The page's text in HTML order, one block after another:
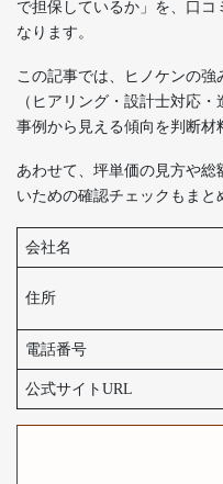
で担保しているか」を、口
なります。
この記事では、ヒノケンの強
（ヒアリング・設計士対応
事例から見える傾向を判断材
あわせて、坪単価の見方や
いための確認チェックもまと
会社名
住所
電話番号
公式サイトURL